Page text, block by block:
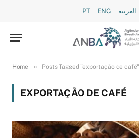
PT ENG العربية
Home » Posts Tagged "exportação de café"
EXPORTAÇÃO DE CAFÉ